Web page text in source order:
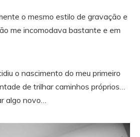
o mesmo estilo de gravação e
me incomodava bastante e em
o nascimento do meu primeiro
de trilhar caminhos próprios…
algo novo…